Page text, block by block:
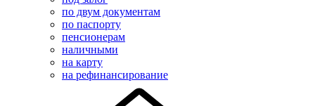
по двум документам
по паспорту
пенсионерам
наличными
на карту
на рефинансирование